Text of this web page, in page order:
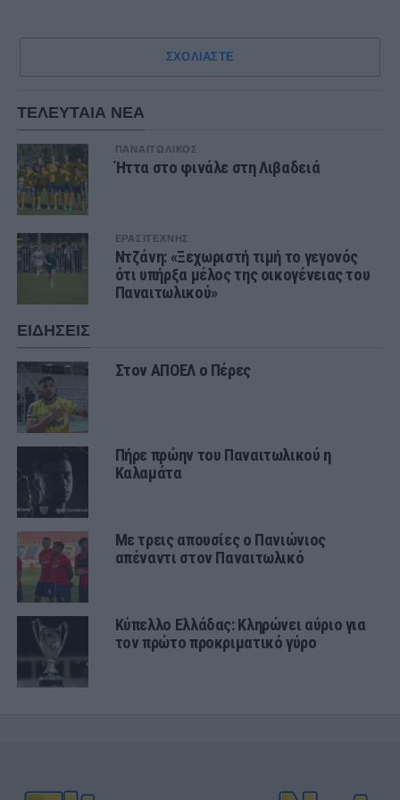
ΣΧΟΛΙΑΣΤΕ
ΤΕΛΕΥΤΑΙΑ ΝΕΑ
ΠΑΝΑΙΤΩΛΙΚΟΣ
Ήττα στο φινάλε στη Λιβαδειά
ΕΡΑΣΙΤΕΧΝΗΣ
Ντζάνη: «Ξεχωριστή τιμή το γεγονός
ότι υπήρξα μέλος της οικογένειας του
Παναιτωλικού»
ΕΙΔΗΣΕΙΣ
Στον ΑΠΟΕΛ ο Πέρες
Πήρε πρώην του Παναιτωλικού η
Καλαμάτα
Με τρεις απουσίες ο Πανιώνιος
απέναντι στον Παναιτωλικό
Κύπελλο Ελλάδας: Κληρώνει αύριο για
τον πρώτο προκριματικό γύρο